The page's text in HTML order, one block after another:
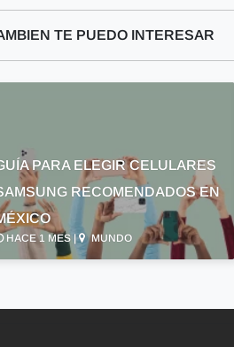
TE PUEDO INTERESAR
PARA ELEGIR CELULARES
RECOMENDADOS EN
HACE 1 MES | MUNDO